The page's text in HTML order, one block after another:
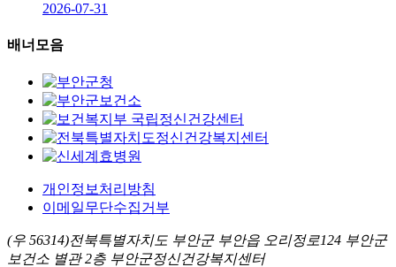
2026-07-31
배너모음
개인정보처리방침
이메일무단수집거부
(우 56314)전북특별자치도 부안군 부안읍 오리정로124 부안군
보건소 별관 2층 부안군정신건강복지센터